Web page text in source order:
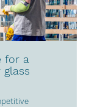
for a